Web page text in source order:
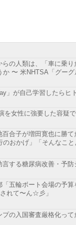
の人類は、「車に乗り
か 〜 米NHTSA「グーグ
」が自己学習したらヒト
を女性に強要した容疑で
合子が増田寛也に勝て
おかげ」「そんなこと
する糖尿病改善・予防
五輪ボート会場の予算
れて〜ん☆彡」
の入国審査厳格化って